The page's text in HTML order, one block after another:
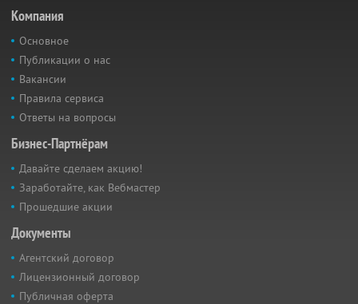
Компания
Основное
Публикации о нас
Вакансии
Правила сервиса
Ответы на вопросы
Бизнес-Партнёрам
Давайте сделаем акцию!
Заработайте, как Вебмастер
Прошедшие акции
Документы
Агентский договор
Лицензионный договор
Публичная оферта